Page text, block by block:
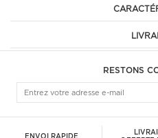
RESTONS
ENVOI RAPIDE